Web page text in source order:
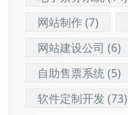
网站制作(7)
网站建设公司 (6)
自助售票系统(5)
软件定制开发 (73)